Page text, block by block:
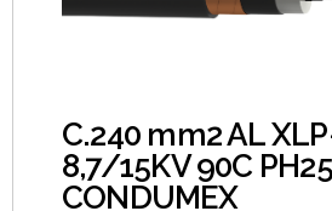
C.240 mm2 AL
8,7/15KV 90C PH25
CONDUMEX